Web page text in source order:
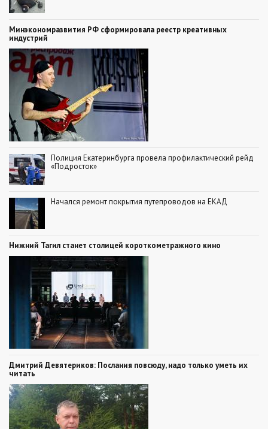
Минэкономразвития РФ сформировала реестр креативных
индустрий
Полиция Екатеринбурга провела профилактический рейд
«Подросток»
Начался ремонт покрытия путепроводов на ЕКАД
Нижний Тагил станет столицей короткометражного кино
Дмитрий Девятериков: Послания повсюду, надо только уметь их
читать